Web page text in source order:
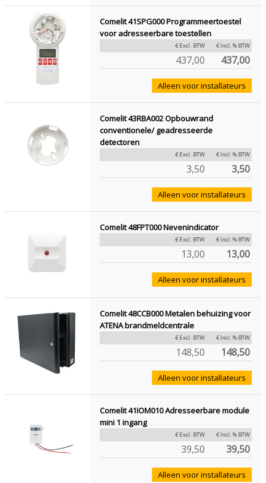
Comelit 41SPG000 Programmeertoestel
voor adresseerbare toestellen
€ Excl. BTW € Incl. % BTW
437,00 437,00
Alleen voor installateurs
Comelit 43RBA002 Opbouwrand
conventionele/ geadresseerde
detectoren
€ Excl. BTW € Incl. % BTW
3,50 3,50
Alleen voor installateurs
Comelit 48FPT000 Nevenindicator
€ Excl. BTW € Incl. % BTW
13,00 13,00
Alleen voor installateurs
Comelit 48CCB000 Metalen behuizing voor
ATENA brandmeldcentrale
€ Excl. BTW € Incl. % BTW
148,50 148,50
Alleen voor installateurs
Comelit 41IOM010 Adresseerbare module
mini 1 ingang
€ Excl. BTW € Incl. % BTW
39,50 39,50
Alleen voor installateurs